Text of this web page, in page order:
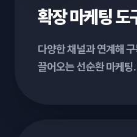
확장 마케팅 도
다양한 채널과 연계해
끌어오는 선순환 마케팅.